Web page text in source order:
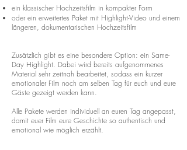
ein klassischer Hochzeitsfilm in kompakter Form
oder ein erweitertes Paket mit Highlight-Video und einem
längeren, dokumentarischen Hochzeitsfilm
Zusätzlich gibt es eine besondere Option: ein Same-
Day Highlight. Dabei wird bereits aufgenommenes
Material sehr zeitnah bearbeitet, sodass ein kurzer
emotionaler Film noch am selben Tag für euch und eure
Gäste gezeigt werden kann.
Alle Pakete werden individuell an euren Tag angepasst,
damit euer Film eure Geschichte so authentisch und
emotional wie möglich erzählt.